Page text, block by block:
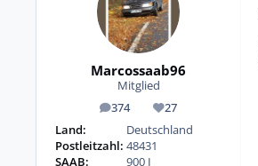
Marcossaab96
Mitglied
374
Beiträge 27
Reputation
Land:
Deutschland
Postleitzahl: 48431
SAAB:
900 I